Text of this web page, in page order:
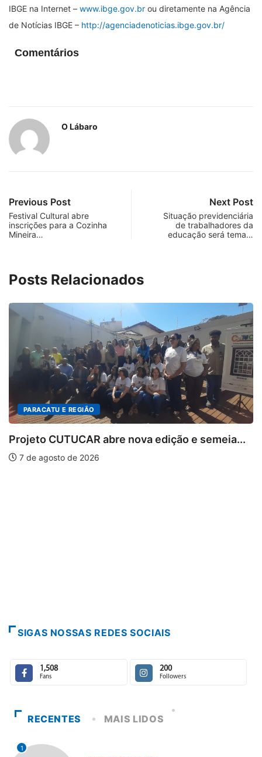
IBGE na Internet – www.ibge.gov.br ou diretamente na Agência
de Notícias IBGE – http://agenciadenoticias.ibge.gov.br/
Comentários
O Lábaro
Previous Post
Festival Cultural abre
inscrições para a Cozinha
Mineira…
Next Post
Situação previdenciária
de trabalhadores da
educação será tema…
Posts Relacionados
REGIÃO
abre nova edição e semeia...
2026
SIGAS NOSSAS REDES SOCIAIS
1,508
Fans
200
Followers
RECENTES MAIS LIDOS
1